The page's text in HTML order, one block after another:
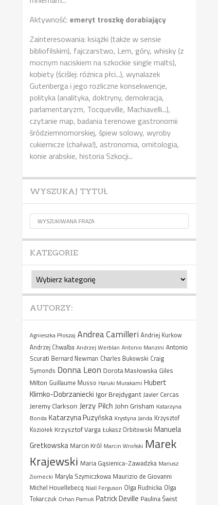
Aktywność: emeryt troszkę dorabiający
Zainteresowania: książki (także w sensie
bibliofilskim), fajczarstwo, Lem, góry, whisky (z
mocnym naciskiem na szkockie single malts),
kobiety (ściślej: różnica płci...), wynalazek
Gutenberga i jego rozliczne konsekwencje,
polityka (analityka, doktryny, demokracja,
parlamentaryzm, Tocqueville, Machiavelli...),
czytanie map, badania terenowe gastronomii
śródziemnomorskiej, śpiew solowy, wyroby
cukiernicze (chałwa!), astronomia, ornitologia,
konie arabskie, historia Szkocji...
WYSZUKAJ TYTUŁ
KATEGORIE
Kategorie
AUTORZY:
Agnieszka Płoszaj Andrea Camilleri Andriej Kurkow
Andrzej Chwalba Andrzej Werblan Antonio Manzini Antonio
Scurati Bernard Newman Charles Bukowski Craig
Symonds Donna Leon Dorota Masłowska Giles
Milton Guillaume Musso Haruki Murakami Hubert
Klimko-Dobrzaniecki Igor Brejdygant Javier Cercas
Jeremy Clarkson Jerzy Pilch John Grisham Katarzyna
Bonda Katarzyna Puzyńska Krystyna Janda Krzysztof
Koziołek Krzysztof Varga Łukasz Orbitowski Manuela
Gretkowska Marcin Król Marcin Wroński Marek
Krajewski Maria Gąsienica-Zawadzka Mariusz
Ziomecki Maryla Szymiczkowa Maurizio de Giovanni
Michel Houellebecq Niall Ferguson Olga Rudnicka Olga
Tokarczuk Orhan Pamuk Patrick Deville Paulina Świst